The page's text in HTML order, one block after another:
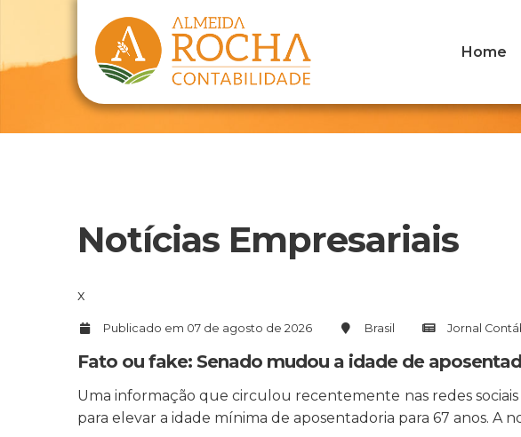
Home
Notícias Empresariais
x
Publicado em 07 de agosto de 2026 Brasil Jornal
Fato ou fake: Senado mudou a idade de
Uma informação que circulou recentemente nas redes
para elevar a idade mínima de aposentadoria para 67 anos. A